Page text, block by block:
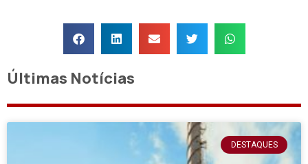
Últimas Notícias
DESTAQUES